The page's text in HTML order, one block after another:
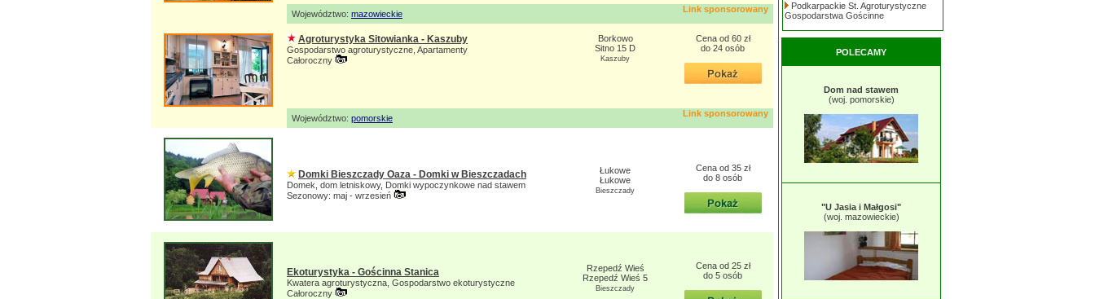
Województwo: mazowieckie Link sponsorowany
Agroturystyka Sitowianka - Kaszuby
Gospodarstwo agroturystyczne, Apartamenty
Całoroczny
Borkowo
Sitno 15 D
Kaszuby
Cena od 60 zł
do 24 osób
Województwo: pomorskie Link sponsorowany
Domki Bieszczady Oaza - Domki w Bieszczadach
Domek, dom letniskowy, Domki wypoczynkowe nad stawem
Sezonowy: maj - wrzesień
Łukowe
Łukowe
Bieszczady
Cena od 35 zł
do 8 osób
Ekoturystyka - Gościnna Stanica
Kwatera agroturystyczna, Gospodarstwo ekoturystyczne
Całoroczny
Rzepedź Wieś
Rzepedź Wieś 5
Bieszczady
Cena od 25 zł
do 5 osób
Podkarpackie St. Agroturystyczne
Gospodarstwa Gościnne
POLECAMY
Dom nad stawem
(woj. pomorskie)
"U Jasia i Małgosi"
(woj. mazowieckie)